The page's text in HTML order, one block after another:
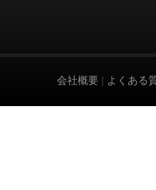
会社概要 | よくある